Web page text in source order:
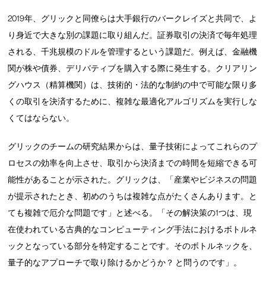
2019年、グリックと同僚らは大手銀行のバークレイズと共同で、よ
り身近で大きな別の課題に取り組んだ。証券取引の決済で毎年処理
される、千兆規模のドルを管理するという課題だ。例えば、金融機
関が株や債券、デリバティブを購入する際に発生する。クリアリン
グハウス（精算機関）は、技術的・法的な制約の中で可能な限り多
くの取引を決済するために、複雑な最適化アルゴリズムを実行しな
くてはならない。
グリックのチームの研究結果からは、量子技術によってこれらのプ
ロセスの効率を向上させ、取引から決済までの時間を短縮できる可
能性があることが示された。グリックは、「産業やビジネスの問題
が提示されたとき、初めのうちは複雑な点がたくさんあります。と
ても複雑で厄介な問題です」と述べる。「その解決策の1つは、現
在使われている古典的なコンピューティング手法におけるボトルネ
ックとなっている部分を特定することです。そのボトルネックを、
量子的なアプローチで取り除けるかどうか？ と問うのです」。